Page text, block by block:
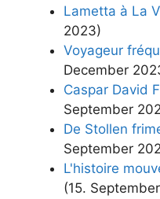
Lametta à La
2023)
Voyageur
December
Caspar David
September
De Stollen
September
L'histoire
(15.